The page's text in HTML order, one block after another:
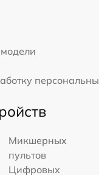
Микшерных
пультов
Цифровых